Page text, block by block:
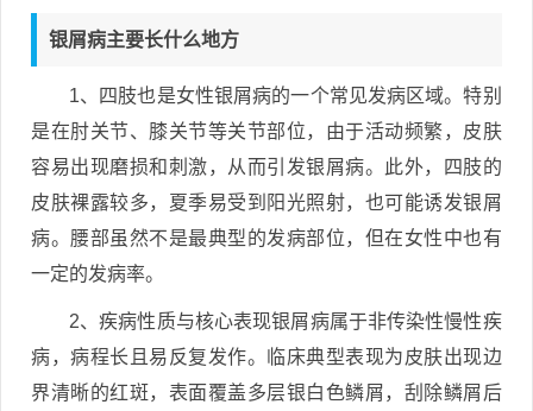
银屑病主要长什么地方
1、四肢也是女性银屑病的一个常见发病区域。特别
是在肘关节、膝关节等关节部位，由于活动频繁，皮肤
容易出现磨损和刺激，从而引发银屑病。此外，四肢的
皮肤裸露较多，夏季易受到阳光照射，也可能诱发银屑
病。腰部虽然不是最典型的发病部位，但在女性中也有
一定的发病率。
2、疾病性质与核心表现银屑病属于非传染性慢性疾
病，病程长且易反复发作。临床典型表现为皮肤出现边
界清晰的红斑，表面覆盖多层银白色鳞屑，刮除鳞屑后